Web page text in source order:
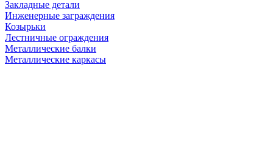
Закладные детали
Инженерные заграждения
Козырьки
Лестничные ограждения
Металлические балки
Металлические каркасы